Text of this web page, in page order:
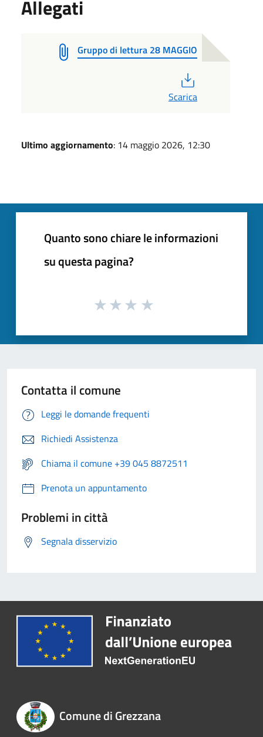
Allegati
Gruppo di lettura 28 MAGGIO
Scarica
Ultimo aggiornamento: 14 maggio 2026, 12:30
Quanto sono chiare le informazioni
su questa pagina?
Contatta il comune
Leggi le domande frequenti
Richiedi Assistenza
Chiama il comune +39 045 8872511
Prenota un appuntamento
Problemi in città
Segnala disservizio
Comune di Grezzana